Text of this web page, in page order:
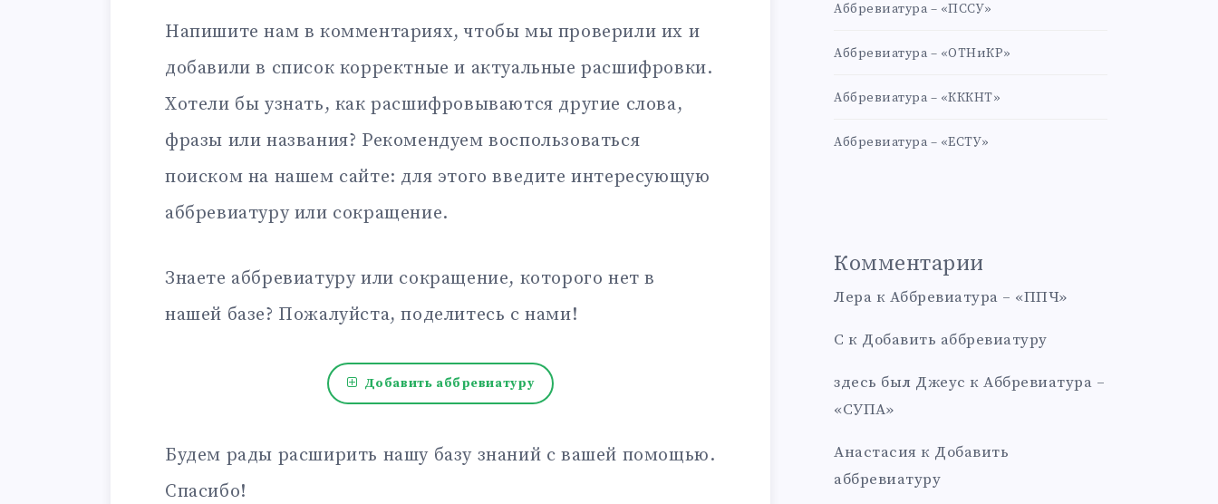
Напишите нам в комментариях, чтобы мы проверили их и
добавили в список корректные и актуальные расшифровки.
Хотели бы узнать, как расшифровываются другие слова,
фразы или названия? Рекомендуем воспользоваться
поиском на нашем сайте: для этого введите интересующую
аббревиатуру или сокращение.
Знаете аббревиатуру или сокращение, которого нет в
нашей базе? Пожалуйста, поделитесь с нами!
Добавить аббревиатуру
Будем рады расширить нашу базу знаний с вашей помощью.
Спасибо!
Аббревиатура – «ПССУ»
Аббревиатура – «ОТНиКР»
Аббревиатура – «КККНТ»
Аббревиатура – «ЕСТУ»
Комментарии
Лера к Аббревиатура – «ППЧ»
С к Добавить аббревиатуру
здесь был Джеус к Аббревиатура –
«СУПА»
Анастасия к Добавить
аббревиатуру